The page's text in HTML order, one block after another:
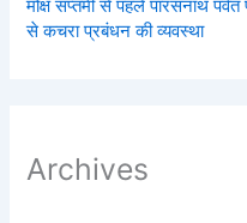
मोक्ष सप्तमी से पहले पारसनाथ
से कचरा प्रबंधन की व्यवस्था
Archives